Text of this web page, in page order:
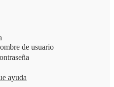
de usuario
ayuda